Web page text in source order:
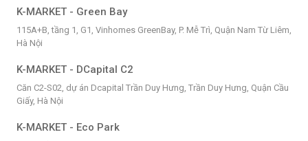
K-MARKET - Green Bay
115A+B, tầng 1, G1, Vinhomes GreenBay, P. Mễ Trì, Quận Nam Từ Liêm,
Hà Nội
K-MARKET - DCapital C2
Căn C2-S02, dự án Dcapital Trần Duy Hưng, Trần Duy Hưng, Quận Cầu
Giấy, Hà Nội
K-MARKET - Eco Park